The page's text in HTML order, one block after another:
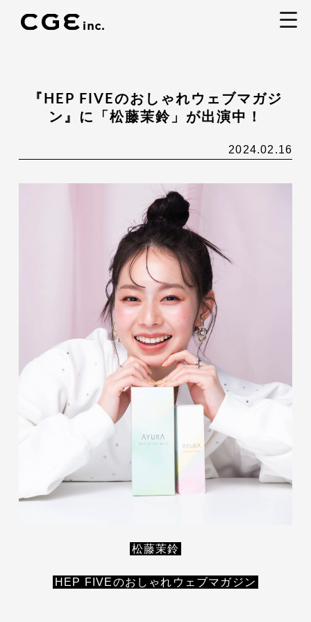
『HEP FIVEのおしゃれウェブマガジ
ン』に「松藤茉鈴」が出演中！
2024.02.16
松藤茉鈴
HEP FIVEのおしゃれウェブマガジン